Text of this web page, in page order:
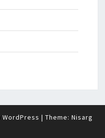
WordPress | Theme: Nisarg